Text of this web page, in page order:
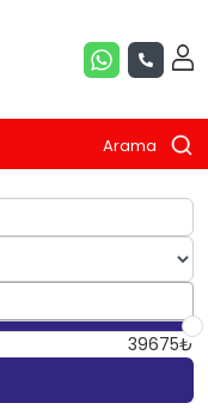
Arama
39675₺